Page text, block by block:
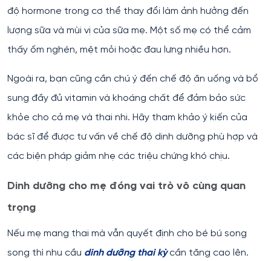
độ hormone trong cơ thể thay đổi làm ảnh hưởng đến
lượng sữa và mùi vị của sữa mẹ. Một số mẹ có thể cảm
thấy ốm nghén, mệt mỏi hoặc đau lưng nhiều hơn.
Ngoài ra, bạn cũng cần chú ý đến chế độ ăn uống và bổ
sung đầy đủ vitamin và khoáng chất để đảm bảo sức
khỏe cho cả mẹ và thai nhi. Hãy tham khảo ý kiến của
bác sĩ để được tư vấn về chế độ dinh dưỡng phù hợp và
các biện pháp giảm nhẹ các triệu chứng khó chịu.
Dinh dưỡng cho mẹ đóng vai trò vô cùng quan
trọng
Nếu mẹ mang thai mà vẫn quyết định cho bé bú song
song thì nhu cầu dinh dưỡng thai kỳcần tăng cao lên.